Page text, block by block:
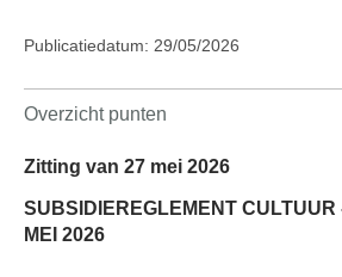
Publicatiedatum: 29/05/2026
Overzicht punten
Zitting van 27 mei 2026
SUBSIDIEREGLEMENT CULTUUR
MEI 2026